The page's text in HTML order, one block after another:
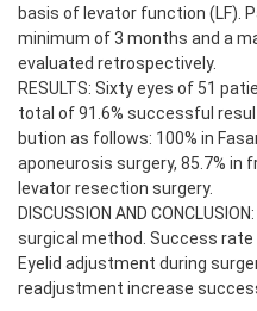
basis of levator function (LF).
minimum of 3 months and a
evaluated retrospectively.
RESULTS: Sixty eyes of 51
total of 91.6% successful
bution as follows: 100% in
aponeurosis surgery, 85.7% in
levator resection surgery.
DISCUSSION AND
surgical method. Success rate
Eyelid adjustment during
readjustment increase